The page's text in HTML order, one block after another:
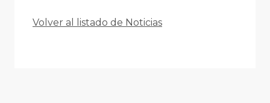
Volver al listado de Noticias